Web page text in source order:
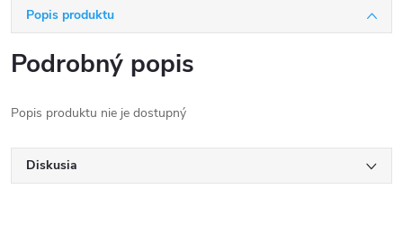
Popis produktu
Podrobný popis
Popis produktu nie je dostupný
Diskusia